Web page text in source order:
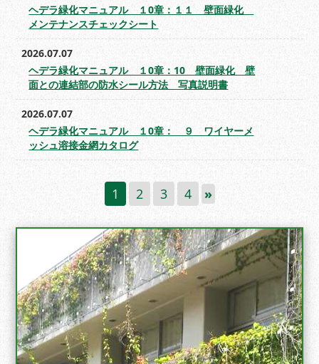
ヘデラ緑化マニュアル １0章：１１ 壁面緑化
メンテナンスチェックシート
2026.07.07
ヘデラ緑化マニュアル １0章：10 壁面緑化 壁
面との連結部の防水シール方法 写真説明書
2026.07.07
ヘデラ緑化マニュアル １0章： ９ ワイヤーメ
ッシュ溶接金網カタログ
1 2 3 4 »